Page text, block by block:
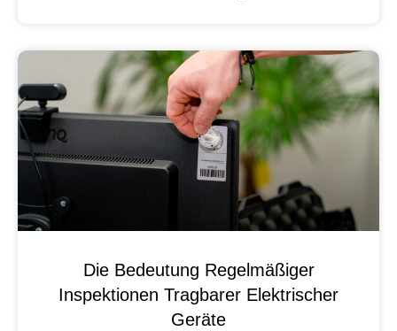
Die Bedeutung Regelmäßiger
Inspektionen Tragbarer Elektrischer
Geräte